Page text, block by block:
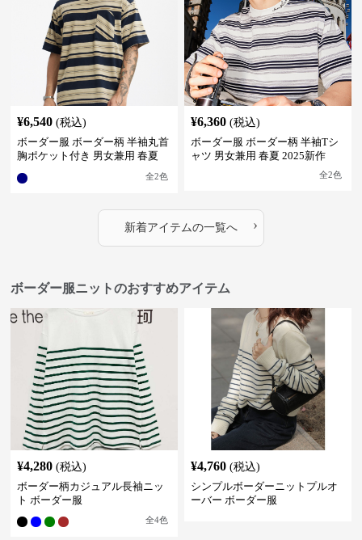
¥6,540 (税込)
ボーダー服 ボーダー柄 半袖丸首
胸ポケット付き 男女兼用 春夏
全2色
¥6,360 (税込)
ボーダー服 ボーダー柄 半袖Tシ
ャツ 男女兼用 春夏 2025新作
全2色
新着アイテムの一覧へ ›
ボーダー服ニットのおすすめアイテム
¥4,280 (税込)
ボーダー柄カジュアル長袖ニッ
ト ボーダー服
全4色
¥4,760 (税込)
シンプルボーダーニットプルオ
ーバー ボーダー服